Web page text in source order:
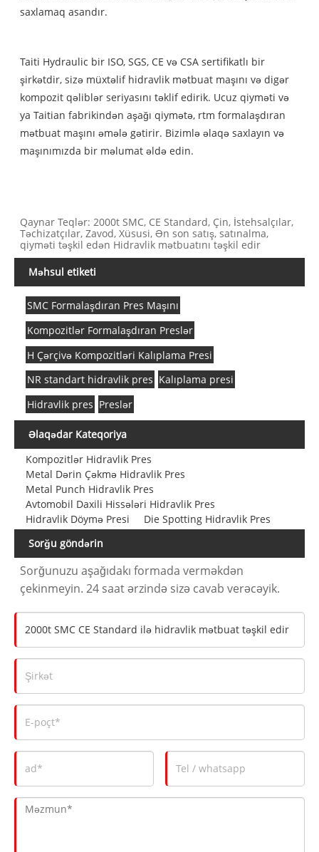
saxlamaq asandır.
Taiti Hydraulic bir ISO, SGS, CE və CSA sertifikatlı bir
şirkətdir, sizə müxtəlif hidravlik mətbuat maşını və digər
kompozit qəliblər seriyasını təklif edirik. Ucuz qiyməti və
ya Taitian fabrikindən aşağı qiymətə, rtm formalaşdıran
mətbuat maşını əmələ gətirir. Bizimlə əlaqə saxlayın və
maşınımızda bir məlumat əldə edin.
Qaynar Teqlər: 2000t SMC, CE Standard, Çin, İstehsalçılar,
Təchizatçılar, Zavod, Xüsusi, Ən son satış, satınalma,
qiyməti təşkil edən Hidravlik mətbuatını təşkil edir
Məhsul etiketi
SMC Formalaşdıran Pres Maşını
Kompozitlər Formalaşdıran Preslər
H Çərçivə Kompozitləri Kalıplama Presi
NR standart hidravlik pres Kalıplama presi
Hidravlik pres Preslər
Əlaqədar Kateqoriya
Kompozitlər Hidravlik Pres
Metal Dərin Çəkmə Hidravlik Pres
Metal Punch Hidravlik Pres
Avtomobil Daxili Hissələri Hidravlik Pres
Hidravlik Döymə Presi
Die Spotting Hidravlik Pres
Sorğu göndərin
Sorğunuzu aşağıdakı formada verməkdən
çekinmeyin. 24 saat ərzində sizə cavab verəcəyik.